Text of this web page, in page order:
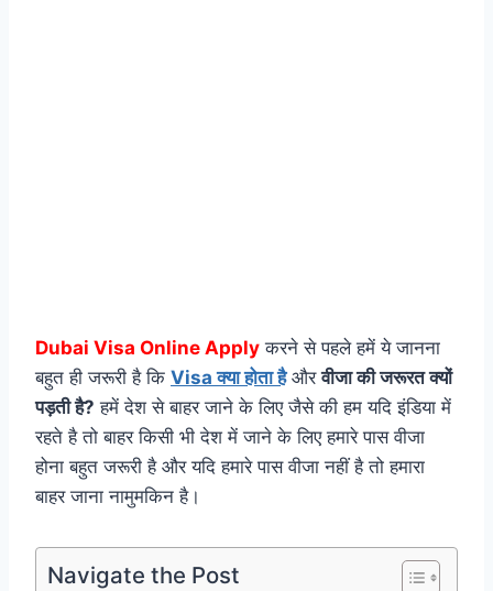
Dubai Visa Online Apply करने से पहले हमें ये जानना
बहुत ही जरूरी है कि Visa क्या होता हैऔरवीजा की जरूरत क्यों
पड़ती है? हमें देश से बाहर जाने के लिए जैसे की हम यदि इंडिया में
रहते है तो बाहर किसी भी देश में जाने के लिए हमारे पास वीजा
होना बहुत जरूरी है और यदि हमारे पास वीजा नहीं है तो हमारा
बाहर जाना नामुमकिन है।
Navigate the Post